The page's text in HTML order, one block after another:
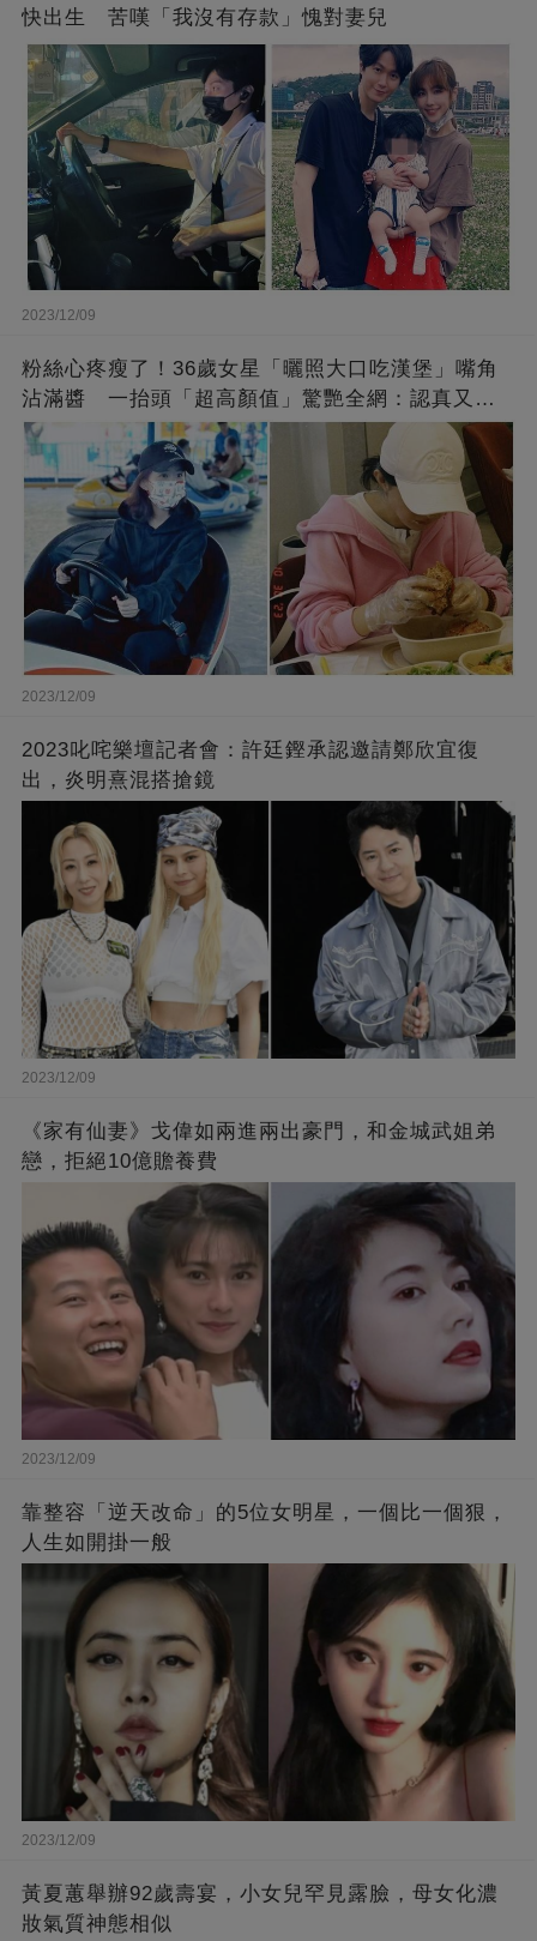
快出生 苦嘆「我沒有存款」愧對妻兒
2023/12/09
粉絲心疼瘦了！36歲女星「曬照大口吃漢堡」嘴角
沾滿醬 一抬頭「超高顏值」驚艷全網：認真又美
麗!
2023/12/09
2023叱咤樂壇記者會：許廷鏗承認邀請鄭欣宜復
出，炎明熹混搭搶鏡
2023/12/09
《家有仙妻》戈偉如兩進兩出豪門，和金城武姐弟
戀，拒絕10億贍養費
2023/12/09
靠整容「逆天改命」的5位女明星，一個比一個狠，
人生如開掛一般
2023/12/09
黃夏蕙舉辦92歲壽宴，小女兒罕見露臉，母女化濃
妝氣質神態相似